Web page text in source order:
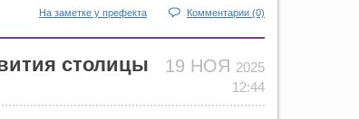
На заметке у префекта Комментарии (0)
19 НОЯ 2025
12:44
столицы